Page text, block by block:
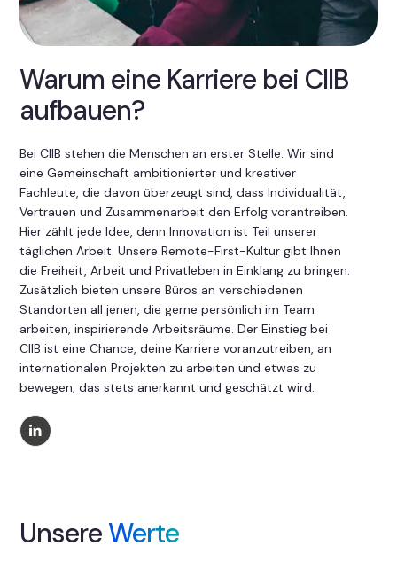
Warum eine Karriere bei CIIB
aufbauen?
Bei CIIB stehen die Menschen an erster Stelle. Wir sind
eine Gemeinschaft ambitionierter und kreativer
Fachleute, die davon überzeugt sind, dass Individualität,
Vertrauen und Zusammenarbeit den Erfolg vorantreiben.
Hier zählt jede Idee, denn Innovation ist Teil unserer
täglichen Arbeit. Unsere Remote-First-Kultur gibt Ihnen
die Freiheit, Arbeit und Privatleben in Einklang zu bringen.
Zusätzlich bieten unsere Büros an verschiedenen
Standorten all jenen, die gerne persönlich im Team
arbeiten, inspirierende Arbeitsräume. Der Einstieg bei
CIIB ist eine Chance, deine Karriere voranzutreiben, an
internationalen Projekten zu arbeiten und etwas zu
bewegen, das stets anerkannt und geschätzt wird.
Unsere Werte